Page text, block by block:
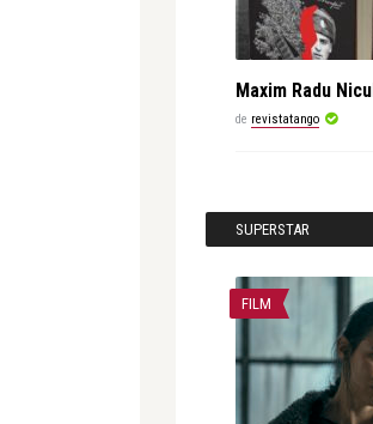
Maxim Radu
de revistatango
SUPERSTAR
FILM